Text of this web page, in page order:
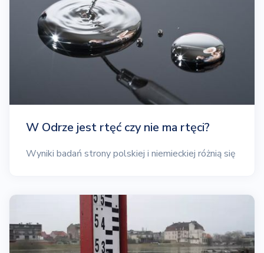
W Odrze jest rtęć czy nie ma rtęci?
Wyniki badań strony polskiej i niemieckiej różnią się